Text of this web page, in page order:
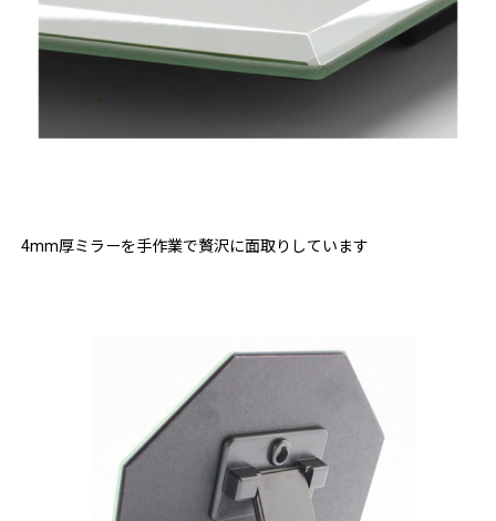
4mm厚ミラーを手作業で贅沢に面取りしています